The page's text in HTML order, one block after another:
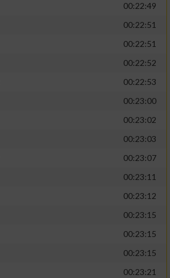
00:22:49
00:22:51
00:22:51
00:22:52
00:22:53
00:23:00
00:23:02
00:23:03
00:23:07
00:23:11
00:23:12
00:23:15
00:23:15
00:23:15
00:23:21